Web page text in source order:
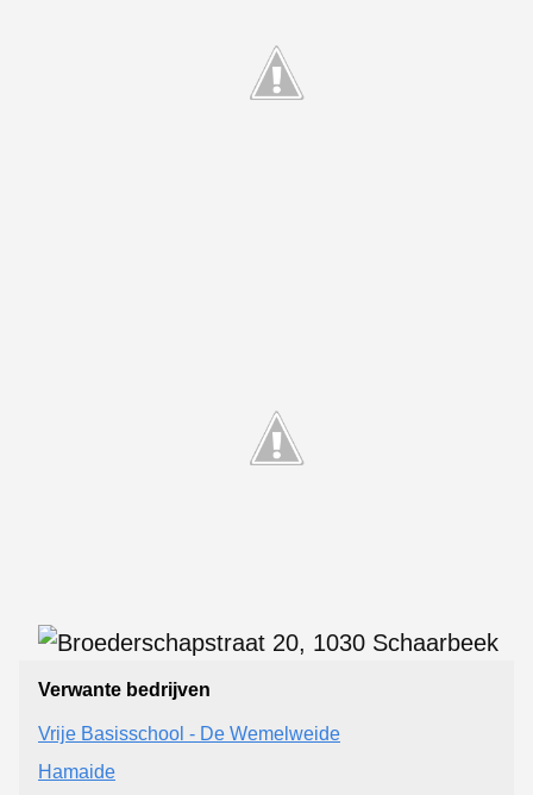
Verwante bedrijven
Vrije Basisschool - De Wemelweide
Hamaide